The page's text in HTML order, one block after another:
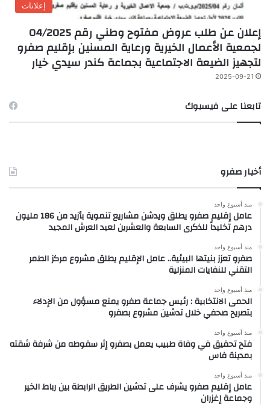
إعلانات
إعلان عن طلب عروض مفتوح وطني رقم 04/2025
لجمعية الأعمال الخيرية ورعاية المسنين بإقليم صفرو
لتجهيز الضيعة الاجتماعية بجماعة كندر سيدي خيار
2025-09-21
تابعنا على فيسبوك
أخبار صفرو
منذ أسبوع واحد
عامل إقليم صفرو يطلق ويدشن مشاريع تنموية بأزيد من 186 مليون
درهم تخليداً للذكرى السابعة والعشرين لعيد العرش المجيد
منذ أسبوع واحد
صفرو تعزز بنيتها البيئية.. عامل الإقليم يطلق مشروع مركز الطمر
التقني للنفايات المنزلية
منذ أسبوع واحد
الحمى الانتخابية : رئيس جماعة صفرو يمنع مسؤول من الإدلاء
بتصريح صحفي خلال تدشين مشروع بصفرو
منذ أسبوع واحد
فتح تحقيق في وفاة طبيب يعمل بصفرو إثر سقوطه من شرفة شقته
بمدينة فاس
منذ أسبوع واحد
عامل إقليم صفرو يشرف على تدشين الطريق الرابطة بين رباط الخير
وجماعة إغزران